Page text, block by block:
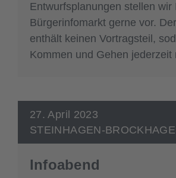
Entwurfsplanungen stellen wir
Bürgerinfomarkt gerne vor.
enthält keinen Vortragsteil,
Kommen und Gehen jederzeit
27. April 2023
STEINHAGEN-
Infoabend